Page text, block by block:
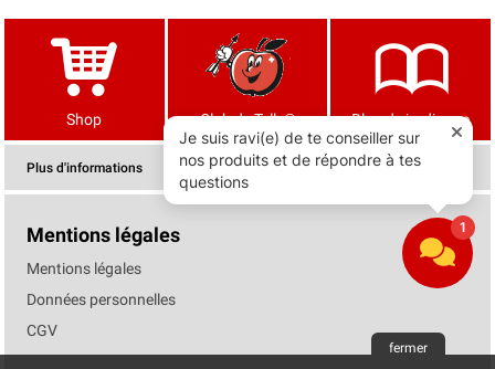
Shop Club de Tells® Blog de jardinage
Plus d'informations
Mentions légales
Mentions légales
Données personnelles
CGV
fermer